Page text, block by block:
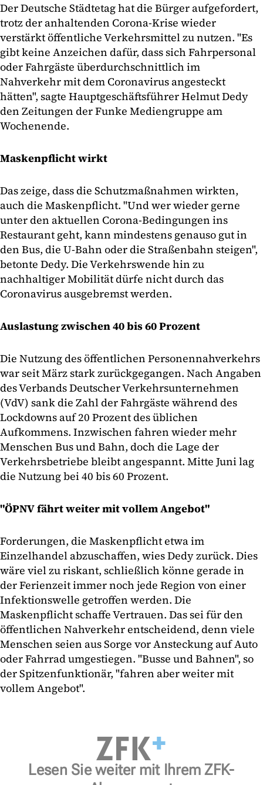
Der Deutsche Städtetag hat die Bürger aufgefordert,
trotz der anhaltenden Corona-Krise wieder
verstärkt öffentliche Verkehrsmittel zu nutzen. "Es
gibt keine Anzeichen dafür, dass sich Fahrpersonal
oder Fahrgäste überdurchschnittlich im
Nahverkehr mit dem Coronavirus angesteckt
hätten", sagte Hauptgeschäftsführer Helmut Dedy
den Zeitungen der Funke Mediengruppe am
Wochenende.
Maskenpflicht wirkt
Das zeige, dass die Schutzmaßnahmen wirkten,
auch die Maskenpflicht. "Und wer wieder gerne
unter den aktuellen Corona-Bedingungen ins
Restaurant geht, kann mindestens genauso gut in
den Bus, die U-Bahn oder die Straßenbahn steigen",
betonte Dedy. Die Verkehrswende hin zu
nachhaltiger Mobilität dürfe nicht durch das
Coronavirus ausgebremst werden.
Auslastung zwischen 40 bis 60 Prozent
Die Nutzung des öffentlichen Personennahverkehrs
war seit März stark zurückgegangen. Nach Angaben
des Verbands Deutscher Verkehrsunternehmen
(VdV) sank die Zahl der Fahrgäste während des
Lockdowns auf 20 Prozent des üblichen
Aufkommens. Inzwischen fahren wieder mehr
Menschen Bus und Bahn, doch die Lage der
Verkehrsbetriebe bleibt angespannt. Mitte Juni lag
die Nutzung bei 40 bis 60 Prozent.
"ÖPNV fährt weiter mit vollem Angebot"
Forderungen, die Maskenpflicht etwa im
Einzelhandel abzuschaffen, wies Dedy zurück. Dies
wäre viel zu riskant, schließlich könne gerade in
der Ferienzeit immer noch jede Region von einer
Infektionswelle getroffen werden. Die
Maskenpflicht schaffe Vertrauen. Das sei für den
öffentlichen Nahverkehr entscheidend, denn viele
Menschen seien aus Sorge vor Ansteckung auf Auto
oder Fahrrad umgestiegen. "Busse und Bahnen", so
der Spitzenfunktionär, "fahren aber weiter mit
vollem Angebot".
Lesen Sie weiter mit Ihrem ZFK-